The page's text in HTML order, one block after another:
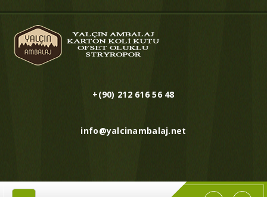
+(90) 212 616 56 48
info@yalcinambalaj.net